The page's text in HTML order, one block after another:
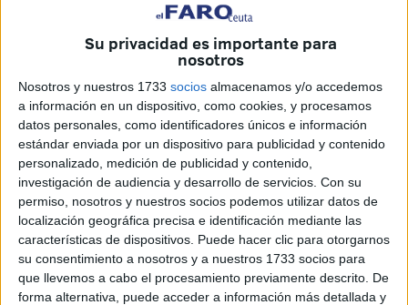
Su privacidad es importante para
nosotros
Nosotros y nuestros 1733 socios almacenamos y/o accedemos
a información en un dispositivo, como cookies, y procesamos
datos personales, como identificadores únicos e información
estándar enviada por un dispositivo para publicidad y contenido
personalizado, medición de publicidad y contenido,
investigación de audiencia y desarrollo de servicios. Con su
permiso, nosotros y nuestros socios podemos utilizar datos de
localización geográfica precisa e identificación mediante las
características de dispositivos. Puede hacer clic para otorgarnos
su consentimiento a nosotros y a nuestros 1733 socios para
que llevemos a cabo el procesamiento previamente descrito. De
forma alternativa, puede acceder a información más detallada y
Liteo Pedregal creció jugando en las calles de Ceuta,
mientras asistía al colegio Lope de Vegadonde sus
padres eran profesores. Este caballa nunca podría llegar a
imaginar que abandonaría su ciudad para abrirse camino
en el mundo del cine. “Muy orgulloso de ser de Ceuta y
siempre la llevo por bandera”, señaló el director caballa.
Pedregal ha participado ya en varios festivales decine
entre ellos este último celebrado en Madrid en el que su
corto ‘Alimezher’ recibió el galardón a ‘Mejor
Interpretación’.